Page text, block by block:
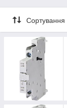
Сортування